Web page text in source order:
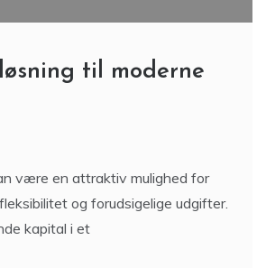
til moderne
være en attraktiv mulighed for
og forudsigelige udgifter.
kapital i et